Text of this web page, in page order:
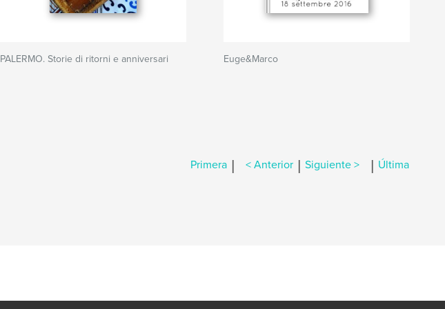
PALERMO. Storie di ritorni e anniversari Euge&Marco
Primera | < Anterior | Siguiente > | Última